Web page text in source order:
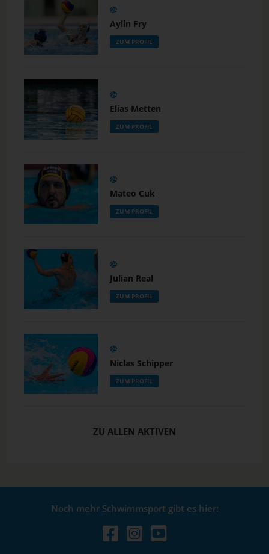
Aylin Fry
ZUM PROFIL
Elias Metten
ZUM PROFIL
Mateo Cuk
ZUM PROFIL
Julian Real
ZUM PROFIL
Niclas Schipper
ZUM PROFIL
ZU ALLEN AKTIVEN
Noch mehr Schwimmsport gibt es hier: